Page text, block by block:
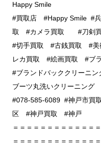
Happy Smile
#買取店 #Happy Smile #
取 #カメラ買取 #刀剣買
#切手買取 #古銭買取 #
レカ買取 #絵画買取 #ブラ
#ブランドバッククリーニ
ブーツ丸洗いクリーニング
#078-585-6089 #神戸市
区 #神戸買取 #神戸
＝＝＝＝＝＝＝＝＝＝＝＝
＝＝＝＝＝＝＝＝＝＝＝＝